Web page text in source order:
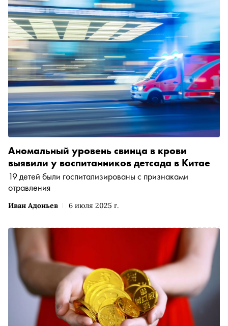
Иван Адоньев 6 июля 2025 г.
Аномальный уровень свинца в крови
выявили у воспитанников детсада в Китае
19 детей были госпитализированы с признаками
отравления